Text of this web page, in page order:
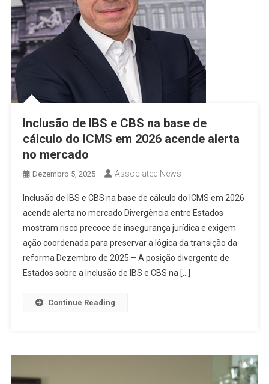
Inclusão de IBS e CBS na base de
cálculo do ICMS em 2026 acende alerta
no mercado
Dezembro 5, 2025 Associated News
Inclusão de IBS e CBS na base de cálculo do ICMS em 2026
acende alerta no mercado Divergência entre Estados
mostram risco precoce de insegurança jurídica e exigem
ação coordenada para preservar a lógica da transição da
reforma Dezembro de 2025 – A posição divergente de
Estados sobre a inclusão de IBS e CBS na […]
Continue Reading